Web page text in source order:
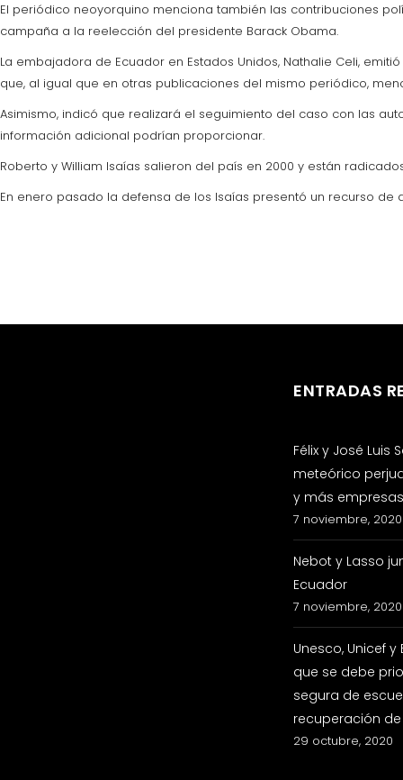
El periódico neoyorquino menciona también las contribuciones
campaña a la reelección del presidente Barack Obama.
La embajadora de Ecuador en Estados Unidos, Nathalie Celi,
que, al igual que en otras publicaciones del mismo periódico,
Asimismo, indicó que realizará el seguimiento del caso con las
información adicional podrían proporcionar.
Roberto y William Isaías salieron del país en 2000 y están
En enero pasado la defensa de los Isaías presentó un recurso
ENTRADAS
Félix y José Luis
meteórico
y más
7 noviembre, 2020
Nebot y Lasso
Ecuador
7 noviembre, 2020
Unesco, Unicef
que se debe
segura de
recuperación
29 octubre, 2020